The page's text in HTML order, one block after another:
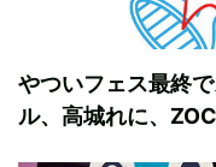
やついフェス最終
ル、高城れに、